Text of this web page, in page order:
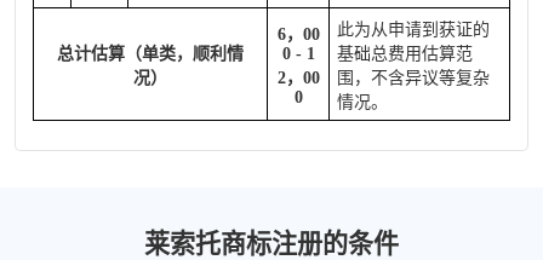
总计估算（单类，顺利情
况）
6，00
0 - 1
2，00
0
此为从申请到获证的
基础总费用估算范
围，不含异议等复杂
情况。
莱索托商标注册的条件